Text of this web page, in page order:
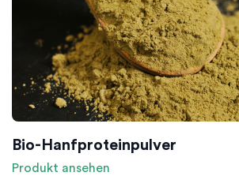
Bio-Hanfproteinpulver
Produkt ansehen